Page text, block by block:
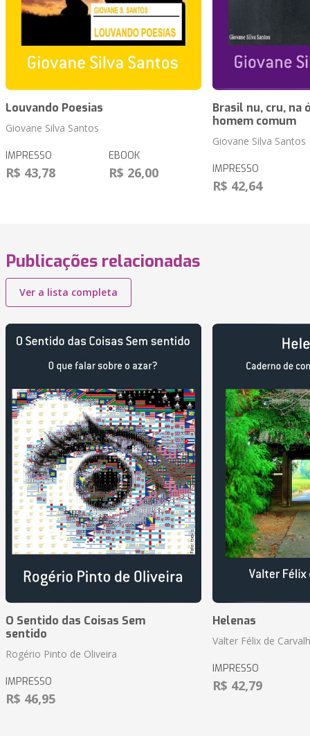
Louvando Poesias
Giovane Silva Santos
IMPRESSO
R$ 43,78
EBOOK
R$ 26,00
Brasil nu, cru, na
homem comum
Giovane Silva Santos
IMPRESSO
R$ 42,64
Publicações relacionadas
Ver a lista completa
O Sentido das Coisas Sem
sentido
Rogério Pinto de Oliveira
IMPRESSO
R$ 46,95
Helenas
Valter Félix de
IMPRESSO
R$ 42,79